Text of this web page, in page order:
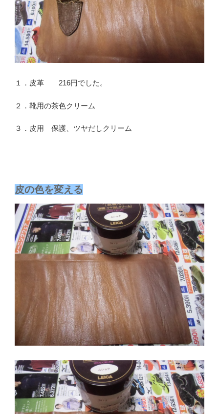
１．皮革 216円でした。
２．靴用の茶色クリーム
３．皮用 保護、ツヤだしクリーム
皮の色を変える